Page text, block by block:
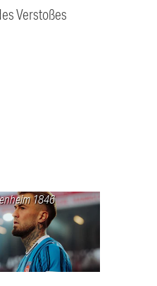
Verstoßes
1846